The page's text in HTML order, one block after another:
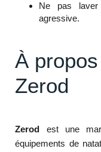
Ne pas
agressive.
À
Zerod
Zerod est une
équipements de